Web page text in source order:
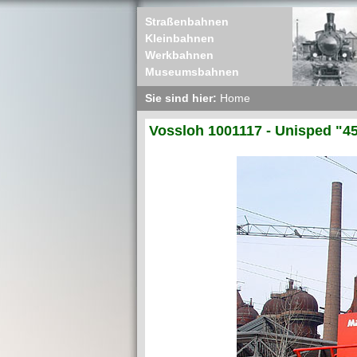
Straßenbahnen
Kleinbahnen
Werkbahnen
Museumsbahnen
Sie sind hier: Home
Vossloh 1001117 - Unisped